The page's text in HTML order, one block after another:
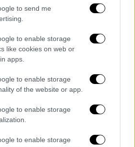
to send me
to enable storage
like cookies on web or
apps.
to enable storage
of the website or app.
to enable storage
to enable storage
για κάθε ζώδιο
κυκλοφορεί με το
στις 10 Μαΐου 2020